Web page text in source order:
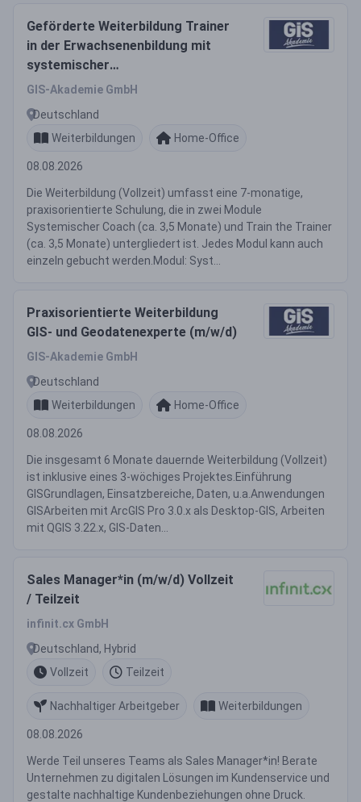
Geförderte Weiterbildung Trainer
in der Erwachsenenbildung mit
systemischer
Coachingkompetenz (m/w/d)
GIS-Akademie GmbH
Deutschland
Weiterbildungen
Home-Office
08.08.2026
Die Weiterbildung (Vollzeit) umfasst eine 7-monatige,
praxisorientierte Schulung, die in zwei Module
Systemischer Coach (ca. 3,5 Monate) und Train the Trainer
(ca. 3,5 Monate) untergliedert ist. Jedes Modul kann auch
einzeln gebucht werden.Modul: Syst...
Praxisorientierte Weiterbildung
GIS- und Geodatenexperte (m/w/d)
GIS-Akademie GmbH
Deutschland
Weiterbildungen
Home-Office
08.08.2026
Die insgesamt 6 Monate dauernde Weiterbildung (Vollzeit)
ist inklusive eines 3-wöchiges Projektes.Einführung
GISGrundlagen, Einsatzbereiche, Daten, u.a.Anwendungen
GISArbeiten mit ArcGIS Pro 3.0.x als Desktop-GIS, Arbeiten
mit QGIS 3.22.x, GIS-Daten...
Sales Manager*in (m/w/d) Vollzeit
/ Teilzeit
infinit.cx GmbH
Deutschland, Hybrid
Vollzeit
Teilzeit
Nachhaltiger Arbeitgeber Weiterbildungen
08.08.2026
Werde Teil unseres Teams als Sales Manager*in! Berate
Unternehmen zu digitalen Lösungen im Kundenservice und
gestalte nachhaltige Kundenbeziehungen ohne Druck.